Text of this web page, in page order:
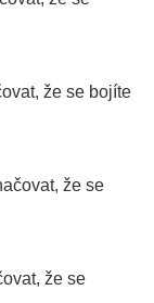
že se bojíte
že se
že se